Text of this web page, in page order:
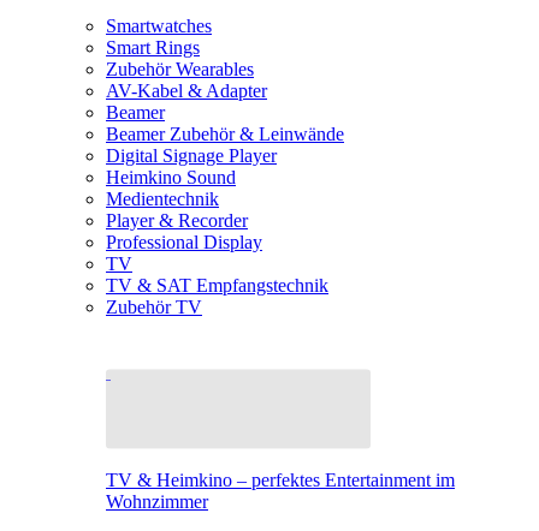
Smartwatches
Smart Rings
Zubehör Wearables
AV-Kabel & Adapter
Beamer
Beamer Zubehör & Leinwände
Digital Signage Player
Heimkino Sound
Medientechnik
Player & Recorder
Professional Display
TV
TV & SAT Empfangstechnik
Zubehör TV
TV & Heimkino – perfektes Entertainment im
Wohnzimmer